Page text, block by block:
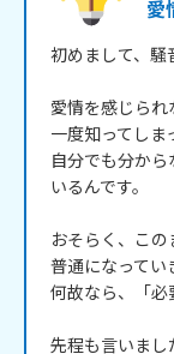
愛
初めまして、騒
愛情を感じられ
一度知ってしま
自分でも分か
いるんです。
おそらく、こ
普通になってい
何故なら、「必
先程も言いまし